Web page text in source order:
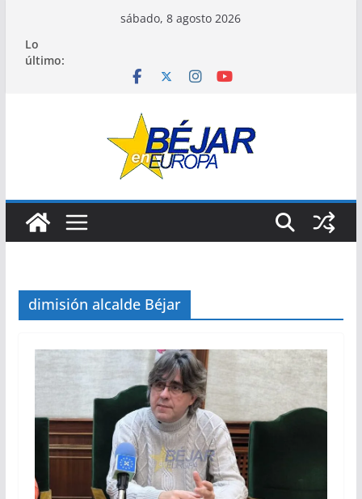
contenido
sábado, 8 agosto 2026
Lo
último:
dimisión alcalde Béjar